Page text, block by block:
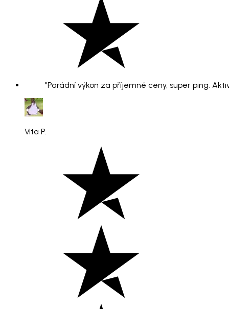
"Parádní výkon za příjemné ceny, super ping.
Vita P.